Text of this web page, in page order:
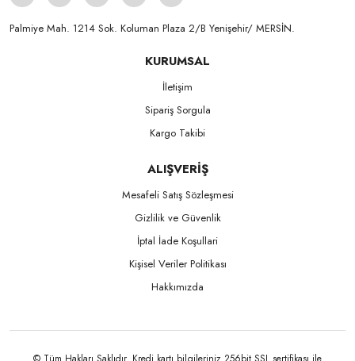
Palmiye Mah. 1214 Sok. Koluman Plaza 2/B Yenişehir/ MERSİN.ㅤㅤㅤㅤㅤㅤㅤㅤㅤㅤㅤㅤㅤㅤㅤㅤㅤㅤㅤㅤㅤㅤㅤㅤㅤㅤㅤㅤㅤㅤㅤㅤㅤㅤㅤ ㅤㅤㅤㅤㅤㅤㅤㅤㅤㅤ
KURUMSAL
İletişim
Sipariş Sorgula
Kargo Takibi
ALIŞVERİŞ
Mesafeli Satış Sözleşmesi
Gizlilik ve Güvenlik
İptal İade Koşullari
Kişisel Veriler Politikası
Hakkımızda